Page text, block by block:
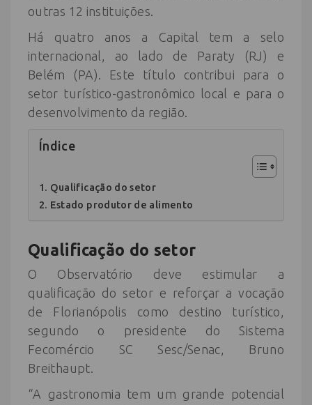
outras 12 instituições.
Há quatro anos a Capital tem a selo
internacional, ao lado de Paraty (RJ) e
Belém (PA). Este título contribui para o
setor turístico-gastronômico local e para o
desenvolvimento da região.
Índice
Qualificação do setor
Estado produtor de alimento
Qualificação do setor
O Observatório deve estimular a
qualificação do setor e reforçar a vocação
de Florianópolis como destino turístico,
segundo o presidente do Sistema
Fecomércio SC Sesc/Senac, Bruno
Breithaupt.
“A gastronomia tem um grande potencial